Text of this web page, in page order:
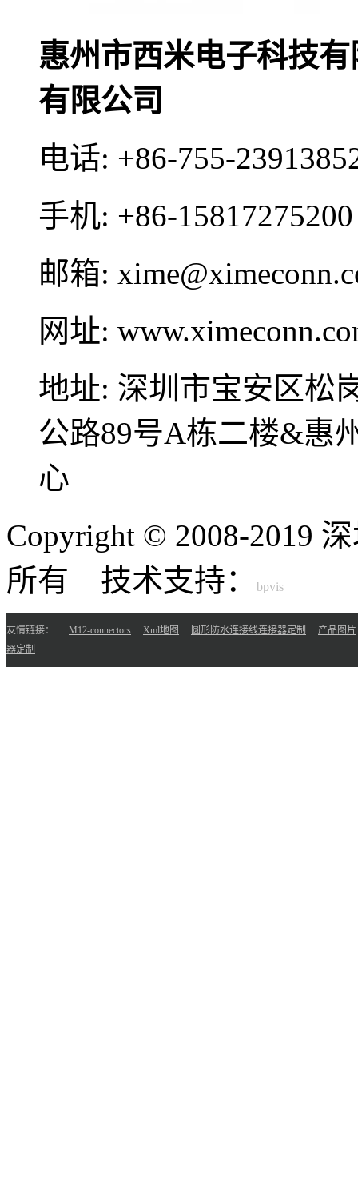
惠州市西米电子科技
有限公司
电话: +86-755-
手机: +86-15817275200
邮箱:
网址:
地址: 深圳市宝安区松
公路89号A栋二楼&惠
心
Copyright © 2008-2019
所有 技术支持：
友情链接： M12-connectors Xml地图 圆形防水连接线连接器定制
产品图片
器定制